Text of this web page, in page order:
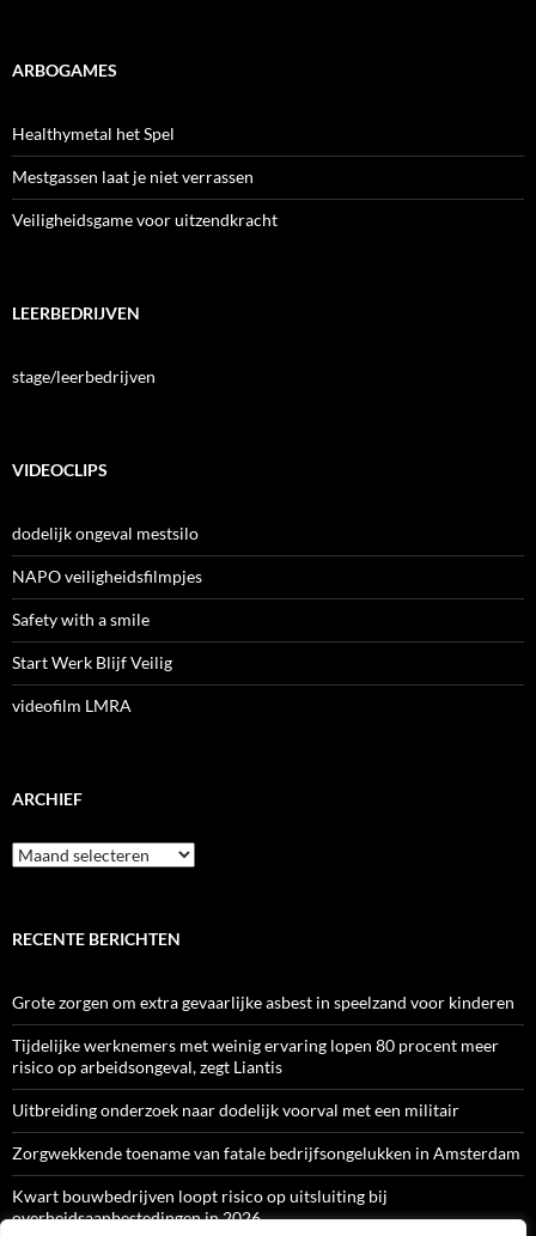
ARBOGAMES
Healthymetal het Spel
Mestgassen laat je niet verrassen
Veiligheidsgame voor uitzendkracht
LEERBEDRIJVEN
stage/leerbedrijven
VIDEOCLIPS
dodelijk ongeval mestsilo
NAPO veiligheidsfilmpjes
Safety with a smile
Start Werk Blijf Veilig
videofilm LMRA
ARCHIEF
Archief
RECENTE BERICHTEN
Grote zorgen om extra gevaarlijke asbest in speelzand voor kinderen
Tijdelijke werknemers met weinig ervaring lopen 80 procent meer
risico op arbeidsongeval, zegt Liantis
Uitbreiding onderzoek naar dodelijk voorval met een militair
Zorgwekkende toename van fatale bedrijfsongelukken in Amsterdam
Kwart bouwbedrijven loopt risico op uitsluiting bij
overheidsaanbestedingen in 2026